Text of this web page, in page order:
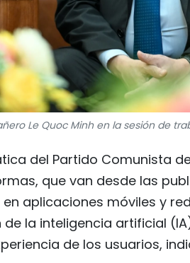
Le Quoc Minh en la sesión de
del Partido Comunista
que van desde las
aplicaciones móviles y
la inteligencia artificial
de los usuarios,